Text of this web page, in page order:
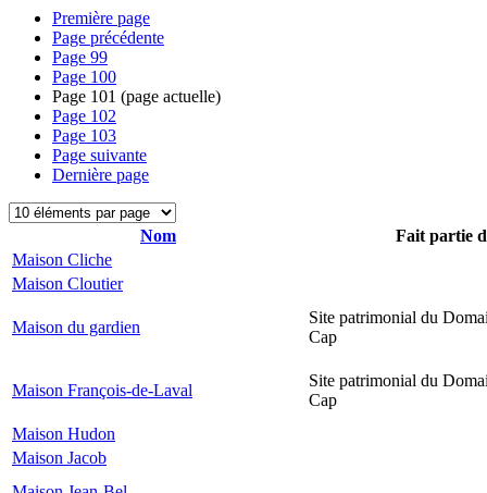
Première page
Page précédente
Page 99
Page 100
Page 101 (page actuelle)
Page 102
Page 103
Page suivante
Dernière page
Nom
Fait partie
Maison Cliche
Maison Cloutier
Maison du gardien
Site patrimonial du
Cap
Maison François-de-Laval
Site patrimonial du
Cap
Maison Hudon
Maison Jacob